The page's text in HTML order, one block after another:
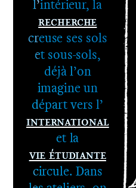
1er cycle -
Le DNA
2e cycle -
Le DNSEP
l’intérieur, la
Recherche
creuse ses sols
et sous-sols,
déjà l’on
imagine un
départ vers l’
International
et la
Vie étudiante
circule. Dans